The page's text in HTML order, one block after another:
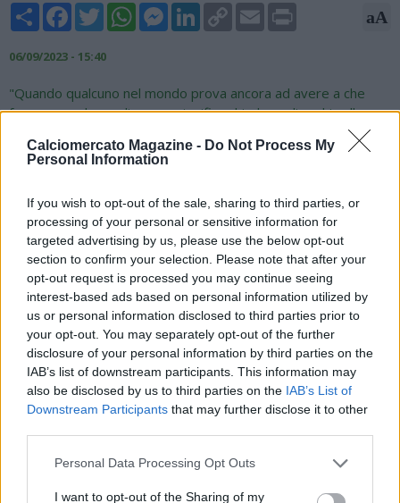
Calciomercato Magazine - Do Not Process My
Personal Information
If you wish to opt-out of the sale, sharing to third parties, or
processing of your personal or sensitive information for
targeted advertising by us, please use the below opt-out
section to confirm your selection. Please note that after your
opt-out request is processed you may continue seeing
interest-based ads based on personal information utilized by
us or personal information disclosed to third parties prior to
your opt-out. You may separately opt-out of the further
disclosure of your personal information by third parties on the
IAB’s list of downstream participants. This information may
also be disclosed by us to third parties on the IAB’s List of
Downstream Participants that may further disclose it to other
Personal Data Processing Opt Outs
I want to opt-out of the Sharing of my
Share FacebookTwitterWhatsAppMessengerLinkedInCopy
Link
Email aA
06/09/2023 - 15:40
"Quando qualcuno nel mondo prova ancora ad avere a che
fare con qualcosa di russo, significa chiudere gli occhi sulla
realtà. L'audacia del male. La sfacciataggine della malvagità.
Disumanità assoluta. In questo momento, l'artiglieria dei
Una farmacia. Persone che non hanno fatto nulla di male. Molti
feriti. Purtroppo il numero delle vittime e dei feriti potrebbe
aumentare". Lo scrive su Telegram il presidente ucraino
Volodymyr Zelensky, aggiungendo che "questo male russo
deve essere sconfitto il prima possibile".